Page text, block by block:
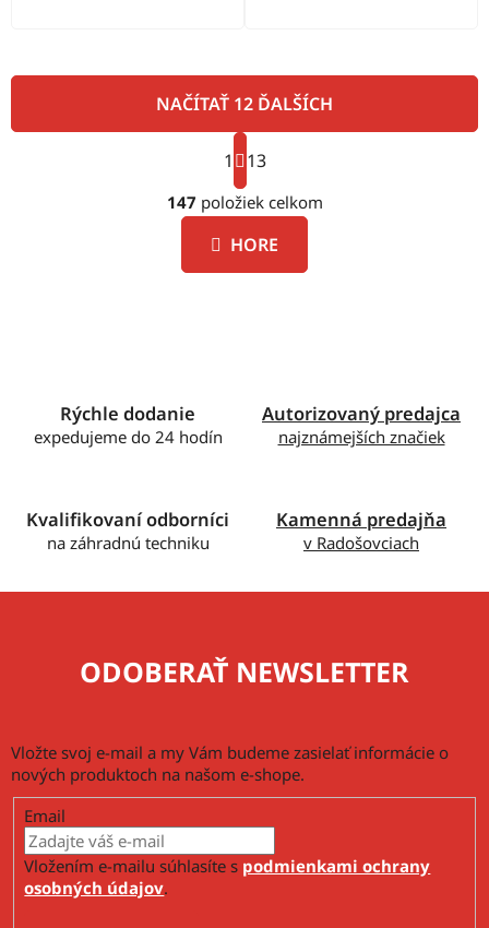
O
v
l
á
d
i
NAČÍTAŤ 12 ĎALŠÍCH
S
t
r
á
n
k
1 13
147 položiek celkom
HORE
Rýchle dodanie
expedujeme do 24 hodín
Autorizovaný predajca
najznámejších značiek
Kvalifikovaní odborníci
na záhradnú techniku
Kamenná predajňa
v Radošovciach
ODOBERAŤ NEWSLETTER
Vložte svoj e-mail a my Vám budeme zasielať informácie o
nových produktoch na našom e-shope.
Email
Vložením e-mailu súhlasíte s podmienkami ochrany
osobných údajov.